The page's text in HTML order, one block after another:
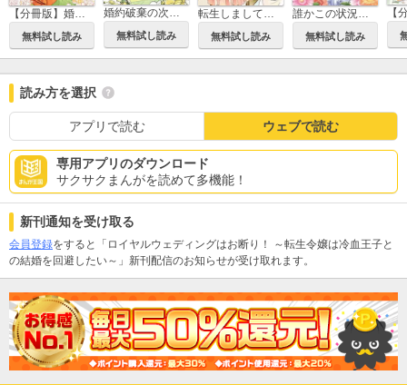
【分冊版】婚約破棄の次は偽装婚約。さて、その次は……。
無料試し読み
婚約破棄の次は偽装婚約。さて、その次は……。
無料試し読み
転生しまして、現在は侍女でございます。
無料試し読み
誰かこの状況を説明してください！ ～契約から始まるウェディング～
無料試し読み
読み方を選択
アプリで読む ウェブで読む
専用アプリのダウンロード
サクサクまんがを読めて多機能！
新刊通知を受け取る
会員登録をすると「ロイヤルウェディングはお断り！ ～転生令嬢は冷血王子と
の結婚を回避したい～」新刊配信のお知らせが受け取れます。